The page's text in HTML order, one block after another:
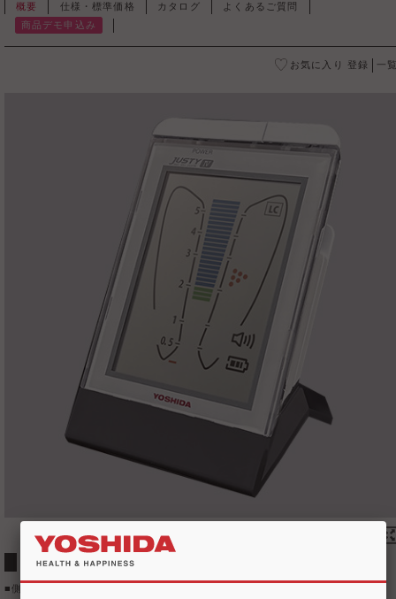
概要 仕様・標準価格 カタログ
よくあるご質問
商品デモ申込み
お気に入り 登録 一
側枝の有無と高さも測定可能な根管長測定器
■側枝の高さを検知、お知らせ